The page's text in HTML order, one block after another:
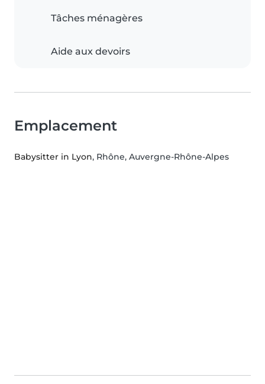
Tâches ménagères
Aide aux devoirs
Emplacement
Babysitter in Lyon, Rhône, Auvergne-Rhône-Alpes